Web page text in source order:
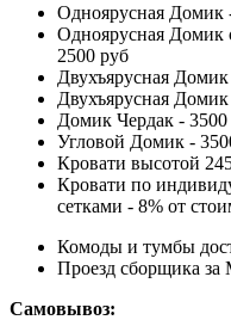
Одноярусная Домик
Одноярусная Домик
2500 руб
Двухъярусная
Двухъярусная
Домик Чердак - 3500
Угловой Домик -
Кровати высотой
Кровати по
сетками - 8% от
Комоды и тумбы
Проезд сборщика
Самовывоз: